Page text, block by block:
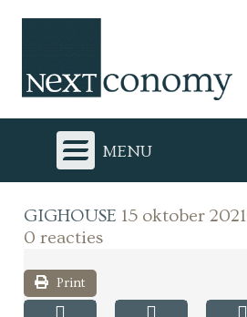
menu
GIGHOUSE 15 oktober 2021
0 reacties
Print